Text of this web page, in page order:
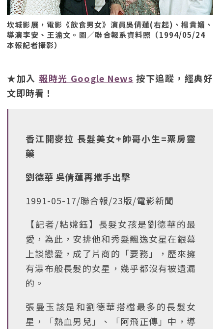
坎城影展，電影《飲食男女》演員吳倩蓮(右起)、楊貴媚、
導演李安、王渝文。圖／聯合報系資料照（1994/05/24
本報記者攝影）
★加入 報時光 Google News 按下追蹤，經典好
文即時看！
香江開麥拉 長髮美女+帥哥小生=票房靈
藥
劉德華 吳倩蓮再攜手出擊
1991-05-17/聯合報/23版/電影新聞
【記者/粘嫦鈺】長髮女孩是劉德華的最
愛，為此，安排他和秀髮飄逸女星在銀幕
上談戀愛，成了片商的「要務」，歷來擁
有瀑布般長髮的女星，幾乎都沒有被遺漏
的。
張曼玉該是和劉德華搭檔最多的長髮女
星，「熱血男兒」、「阿飛正傳」中，導